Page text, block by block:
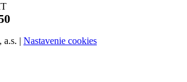
a.s. | Nastavenie cookies